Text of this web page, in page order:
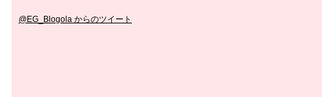
@EG_Blogola からのツイート